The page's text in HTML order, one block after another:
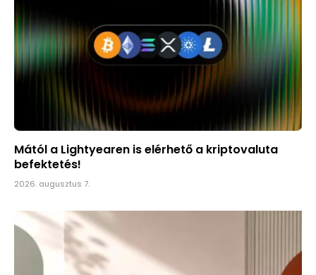
Mától a Lightyearen is elérhető a kriptovaluta
befektetés!
2026. augusztus 7.